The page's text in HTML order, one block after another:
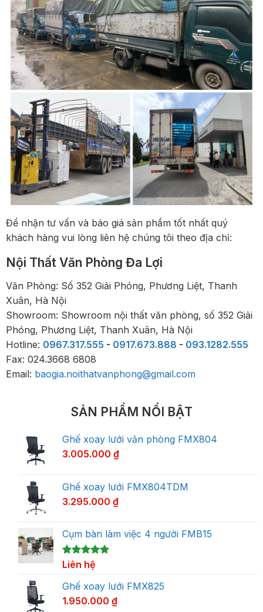
Để nhận tư vấn và báo giá sản phẩm tốt nhất quý
khách hàng vui lòng liên hệ chúng tôi theo địa chỉ:
Nội Thất Văn Phòng Đa Lợi
Văn Phòng: Số 352 Giải Phóng, Phương Liệt, Thanh
Xuân, Hà Nội
Showroom: Showroom nội thất văn phòng, số 352 Giải
Phóng, Phương Liệt, Thanh Xuân, Hà Nội
Hotline: 0967.317.555 - 0917.673.888 - 093.1282.555
Fax: 024.3668 6808
Email: baogia.noithatvanphong@gmail.com
SẢN PHẨM NỔI BẬT
Ghế xoay lưới văn phòng FMX804
3.005.000 ₫
Ghế xoay lưới FMX804TDM
3.295.000 ₫
Cụm bàn làm việc 4 người FMB15
5.00trên 5
dựa trên
1
đánh giá
Liên hệ
Ghế xoay lưới FMX825
1.950.000 ₫